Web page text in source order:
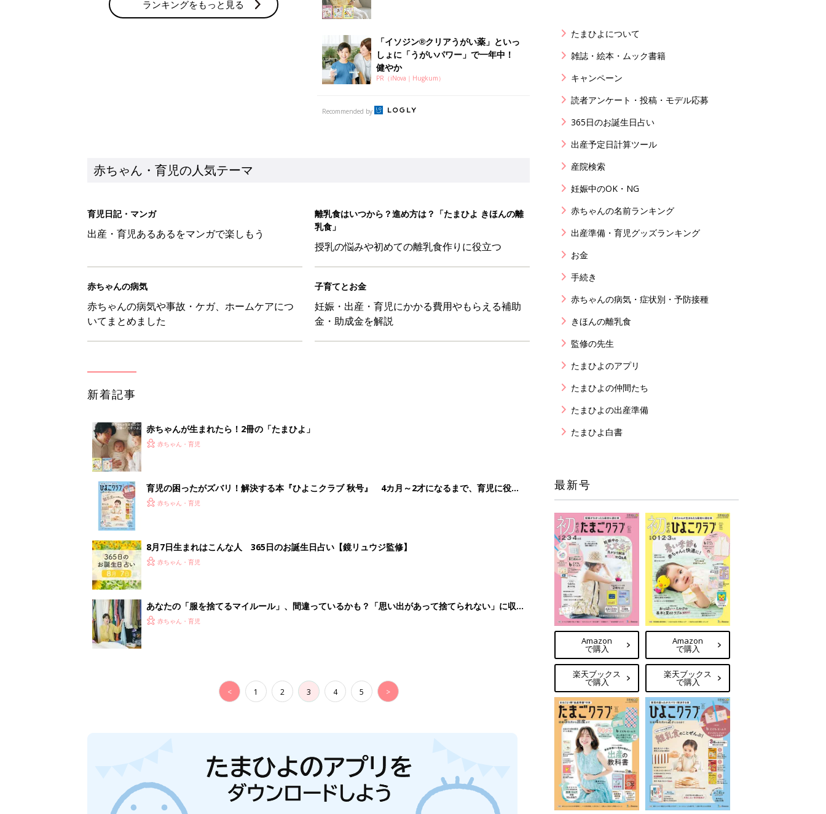
ランキングをもっと見る
「イソジン®クリアうがい薬」といっ
しょに「うがいパワー」で一年中！
健やか
PR（iNova｜Hugkum）
Recommended by
赤ちゃん・育児の人気テーマ
育児日記・マンガ
出産・育児あるあるをマンガで楽しもう
離乳食はいつから？進め方は？「たまひよ きほんの離
乳食」
授乳の悩みや初めての離乳食作りに役立つ
赤ちゃんの病気
赤ちゃんの病気や事故・ケガ、ホームケアにつ
いてまとめました
子育てとお金
妊娠・出産・育児にかかる費用やもらえる補助
金・助成金を解説
新着記事
赤ちゃんが生まれたら！2冊の「たまひよ」
赤ちゃん・育児
育児の困ったがズバリ！解決する本『ひよこクラブ 秋号』 4カ月～2才になるまで、育児に役立
つ情報がいっぱい！
赤ちゃん・育児
8月7日生まれはこんな人 365日のお誕生日占い【鏡リュウジ監修】
赤ちゃん・育児
あなたの「服を捨てるマイルール」、間違っているかも？「思い出があって捨てられない」に収納
スタイリストが喝！
赤ちゃん・育児
< 1 2 3 4 5 >
たまひよについて
雑誌・絵本・ムック書籍
キャンペーン
読者アンケート・投稿・モデル応募
365日のお誕生日占い
出産予定日計算ツール
産院検索
妊娠中のOK・NG
赤ちゃんの名前ランキング
出産準備・育児グッズランキング
お金
手続き
赤ちゃんの病気・症状別・予防接種
きほんの離乳食
監修の先生
たまひよのアプリ
たまひよの仲間たち
たまひよの出産準備
たまひよ白書
最新号
Amazon
で購入
楽天ブックス
で購入
Amazon
で購入
楽天ブックス
で購入